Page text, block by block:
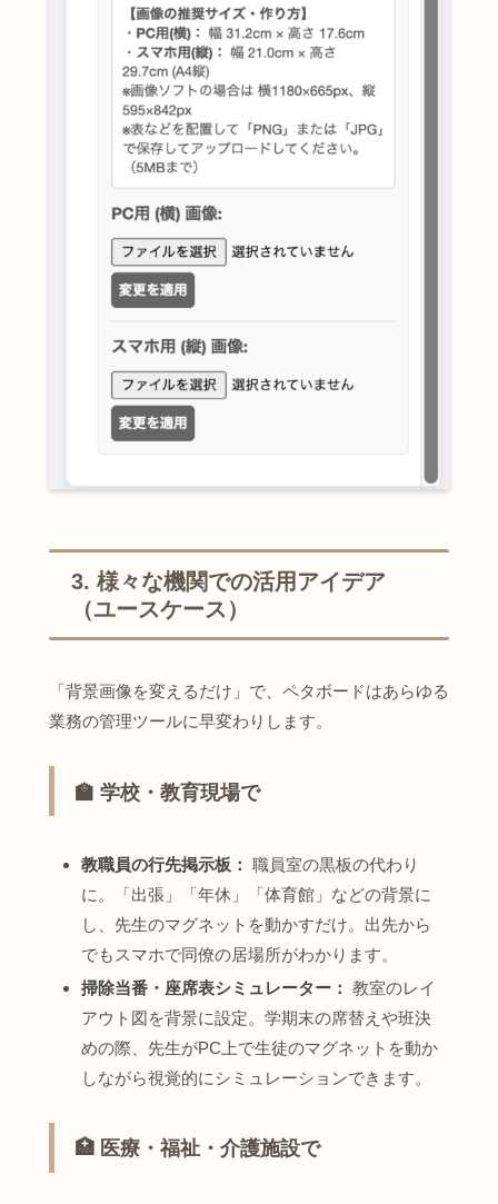
3. 様々な機関での活用アイデア
（ユースケース）
「背景画像を変えるだけ」で、ペタボードはあらゆる
業務の管理ツールに早変わりします。
🏫 学校・教育現場で
教職員の行先掲示板： 職員室の黒板の代わり
に。「出張」「年休」「体育館」などの背景に
し、先生のマグネットを動かすだけ。出先から
でもスマホで同僚の居場所がわかります。
掃除当番・座席表シミュレーター： 教室のレイ
アウト図を背景に設定。学期末の席替えや班決
めの際、先生がPC上で生徒のマグネットを動か
しながら視覚的にシミュレーションできます。
🏥 医療・福祉・介護施設で